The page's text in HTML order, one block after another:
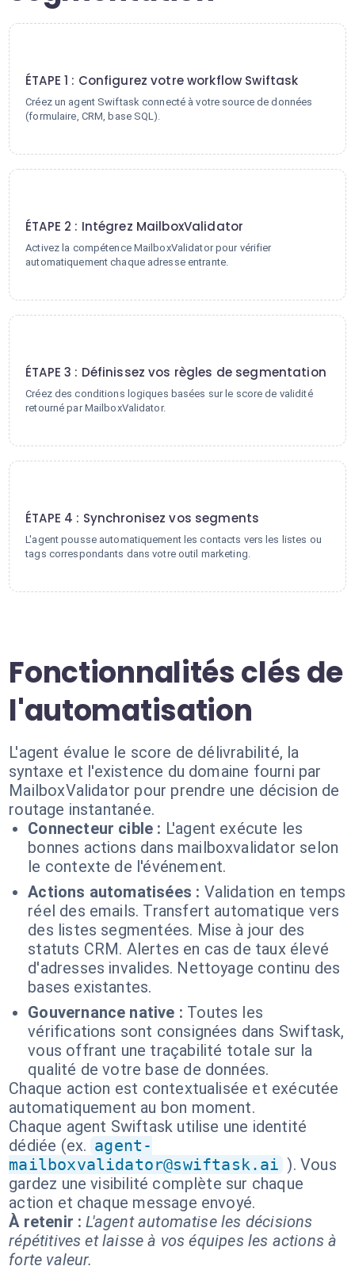
ÉTAPE 1 : Configurez votre workflow Swiftask
Créez un agent Swiftask connecté à votre source de données
(formulaire, CRM, base SQL).
ÉTAPE 2 : Intégrez MailboxValidator
Activez la compétence MailboxValidator pour vérifier
automatiquement chaque adresse entrante.
ÉTAPE 3 : Définissez vos règles de segmentation
Créez des conditions logiques basées sur le score de validité
retourné par MailboxValidator.
ÉTAPE 4 : Synchronisez vos segments
L'agent pousse automatiquement les contacts vers les listes ou
tags correspondants dans votre outil marketing.
Fonctionnalités clés de
l'automatisation
L'agent évalue le score de délivrabilité, la
syntaxe et l'existence du domaine fourni par
MailboxValidator pour prendre une décision de
routage instantanée.
Connecteur cible : L'agent exécute les
bonnes actions dans mailboxvalidator selon
le contexte de l'événement.
Actions automatisées : Validation en temps
réel des emails. Transfert automatique vers
des listes segmentées. Mise à jour des
statuts CRM. Alertes en cas de taux élevé
d'adresses invalides. Nettoyage continu des
bases existantes.
Gouvernance native : Toutes les
vérifications sont consignées dans Swiftask,
vous offrant une traçabilité totale sur la
qualité de votre base de données.
Chaque action est contextualisée et exécutée
automatiquement au bon moment.
Chaque agent Swiftask utilise une identité
dédiée (ex. agent-
mailboxvalidator@swiftask.ai ). Vous
gardez une visibilité complète sur chaque
action et chaque message envoyé.
À retenir : L'agent automatise les décisions
répétitives et laisse à vos équipes les actions à
forte valeur.